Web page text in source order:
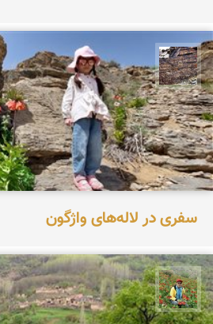
محمد ناصری فرد
سفری در لاله‌های واژگون
اسفندیار خدایی